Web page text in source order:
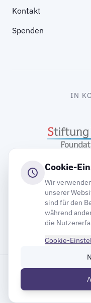
Kontakt
Spenden
IN
© 2026 Deutsche
Cookie-
Wir
unserer
sind für den
während
die
Cookie-